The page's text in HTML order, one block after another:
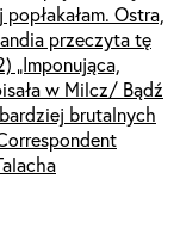
Ostra,
przeczyta tę
„Imponująca,
w Milcz/ Bądź
brutalnych